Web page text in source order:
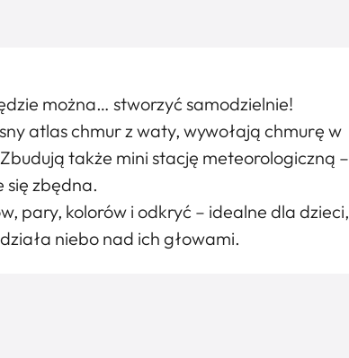
można… stworzyć samodzielnie!
atlas chmur z waty, wywołają chmurę w
także mini stację meteorologiczną –
się zbędna.
pary, kolorów i odkryć – idealne dla dzieci,
niebo nad ich głowami.